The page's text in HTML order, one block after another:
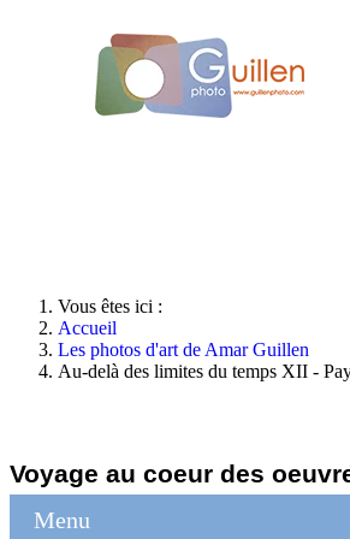
Vous êtes ici :
Accueil
Les photos d'art de Amar Guillen
Au-delà des limites du temps XII -
Voyage au coeur des
Menu